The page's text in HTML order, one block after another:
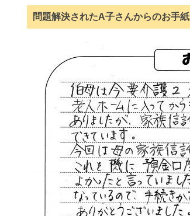
問題解決されたA子さんからのお手紙